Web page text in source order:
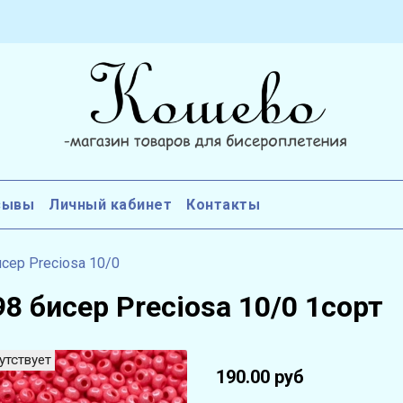
Личный кабинет Контакты
Preciosa 10/0
бисер Preciosa 10/0 1сорт
190.00 руб